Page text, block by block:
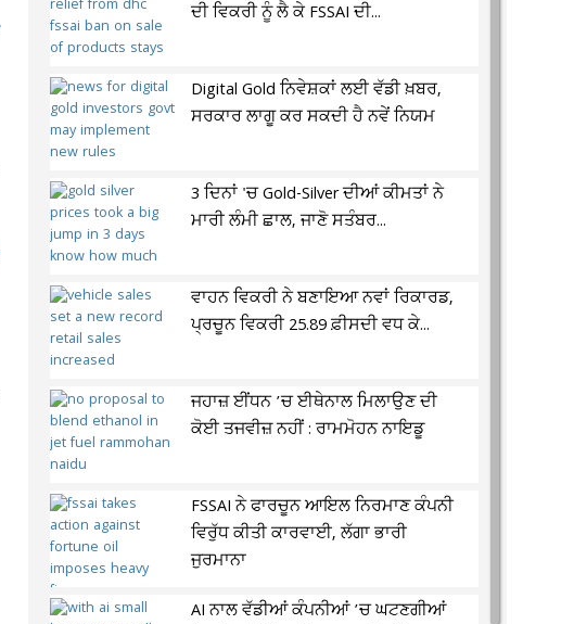
ਦੀ ਵਿਕਰੀ ਨੂੰ ਲੈ ਕੇ FSSAI ਦੀ...
Digital Gold ਨਿਵੇਸ਼ਕਾਂ ਲਈ ਵੱਡੀ ਖ਼ਬਰ,
ਸਰਕਾਰ ਲਾਗੂ ਕਰ ਸਕਦੀ ਹੈ ਨਵੇਂ ਨਿਯਮ
3 ਦਿਨਾਂ 'ਚ Gold-Silver ਦੀਆਂ ਕੀਮਤਾਂ ਨੇ
ਮਾਰੀ ਲੰਮੀ ਛਾਲ, ਜਾਣੋ ਸਤੰਬਰ...
ਵਾਹਨ ਵਿਕਰੀ ਨੇ ਬਣਾਇਆ ਨਵਾਂ ਰਿਕਾਰਡ,
ਪ੍ਰਚੂਨ ਵਿਕਰੀ 25.89 ਫ਼ੀਸਦੀ ਵਧ ਕੇ...
ਜਹਾਜ਼ ਈਂਧਨ ’ਚ ਈਥੇਨਾਲ ਮਿਲਾਉਣ ਦੀ
ਕੋਈ ਤਜਵੀਜ਼ ਨਹੀਂ : ਰਾਮਮੋਹਨ ਨਾਇਡੂ
FSSAI ਨੇ ਫਾਰਚੂਨ ਆਇਲ ਨਿਰਮਾਣ ਕੰਪਨੀ
ਵਿਰੁੱਧ ਕੀਤੀ ਕਾਰਵਾਈ, ਲੱਗਾ ਭਾਰੀ
ਜੁਰਮਾਨਾ
AI ਨਾਲ ਵੱਡੀਆਂ ਕੰਪਨੀਆਂ ’ਚ ਘਟਣਗੀਆਂ